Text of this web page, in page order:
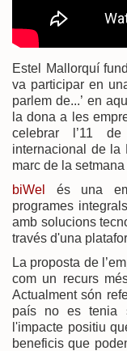
Estel Mallorquí
va participar en
parlem de...’ en
la dona a les
celebrar l’11
internacional de
marc de la
biWel
és una
programes
amb solucions
través d'una
La proposta de
com un recurs
Actualment són
país no es tenia
l'impacte positiu
beneficis que